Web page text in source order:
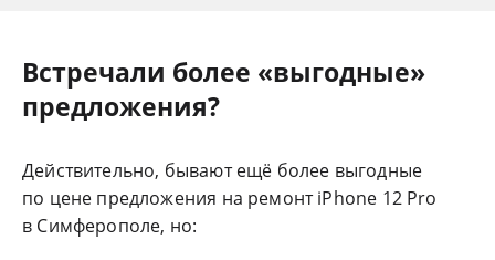
Встречали более «выгодные»
предложения?
Действительно, бывают ещё более выгодные
по цене предложения на ремонт iPhone 12 Pro
в Симферополе, но: